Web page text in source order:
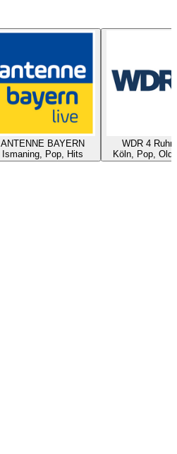
ANTENNE BAYERN
Ismaning, Pop, Hits
WDR 4
Köln, Pop,